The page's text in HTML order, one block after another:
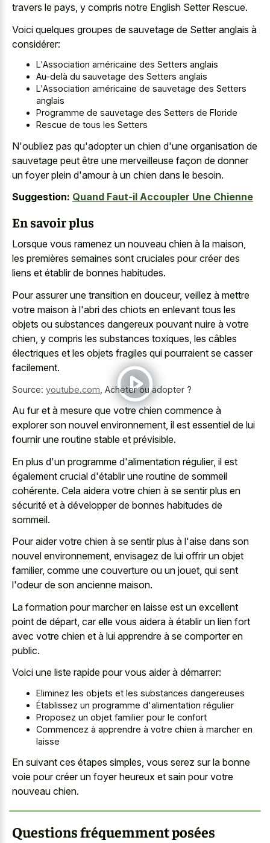
travers le pays, y compris notre English Setter Rescue.
Voici quelques groupes de sauvetage de Setter anglais à
considérer:
L'Association américaine des Setters anglais
Au-delà du sauvetage des Setters anglais
L'Association américaine de sauvetage des Setters
anglais
Programme de sauvetage des Setters de Floride
Rescue de tous les Setters
N'oubliez pas qu'adopter un chien d'une organisation de
sauvetage peut être une merveilleuse façon de donner
un foyer plein d'amour à un chien dans le besoin.
Suggestion: Quand Faut-il Accoupler Une Chienne
En savoir plus
Lorsque vous ramenez un nouveau chien à la maison,
les premières semaines sont cruciales pour créer des
liens et établir de bonnes habitudes.
Pour assurer une transition en douceur, veillez à mettre
votre maison à l'abri des chiots en enlevant tous les
objets ou substances dangereux pouvant nuire à votre
chien, y compris les substances toxiques, les câbles
électriques et les objets fragiles qui pourraient se casser
facilement.
Source: youtube.com Acheter ou adopter ?
Au fur et à mesure que votre chien commence à
explorer son nouvel environnement, il est essentiel de lui
fournir une routine stable et prévisible.
En plus d'un programme d'alimentation régulier, il est
également crucial d'établir une routine de sommeil
cohérente. Cela aidera votre chien à se sentir plus en
sécurité et à développer de bonnes habitudes de
sommeil.
Pour aider votre chien à se sentir plus à l'aise dans son
nouvel environnement, envisagez de lui offrir un objet
familier, comme une couverture ou un jouet, qui sent
l'odeur de son ancienne maison.
La formation pour marcher en laisse est un excellent
point de départ, car elle vous aidera à établir un lien fort
avec votre chien et à lui apprendre à se comporter en
public.
Voici une liste rapide pour vous aider à démarrer:
Eliminez les objets et les substances dangereuses
Établissez un programme d'alimentation régulier
Proposez un objet familier pour le confort
Commencez à apprendre à votre chien à marcher en
laisse
En suivant ces étapes simples, vous serez sur la bonne
voie pour créer un foyer heureux et sain pour votre
nouveau chien.
Questions fréquemment posées